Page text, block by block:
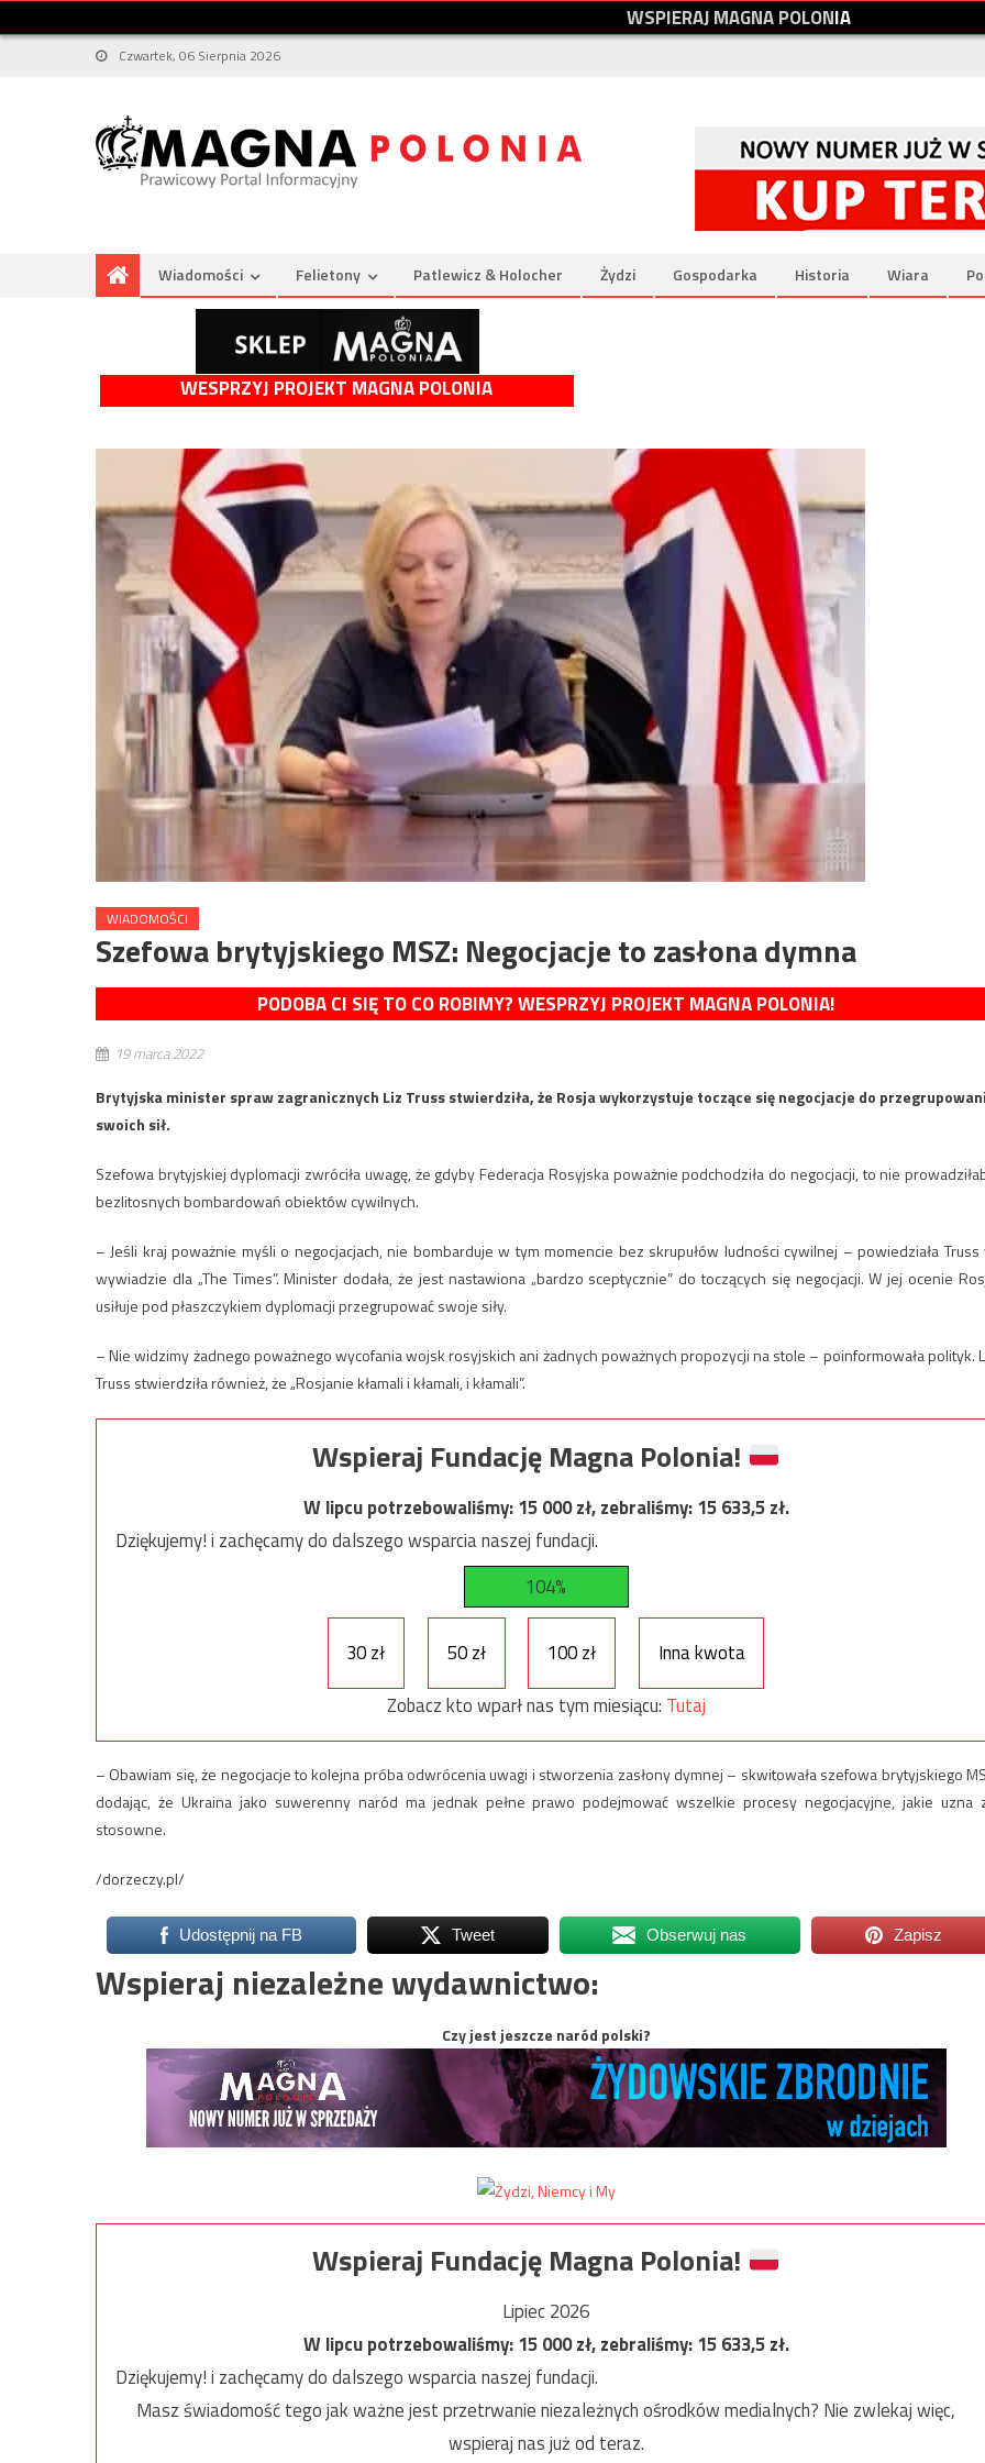
WSPIERAJMAGNAPOLONIA
Czwartek, 06 Sierpnia 2026
Wiadomości Felietony Patlewicz & Holocher Żydzi Gospodarka Historia Wiara
WESPRZYJ PROJEKT MAGNA POLONIA
WIADOMOŚCI
Szefowa brytyjskiego MSZ: Negocjacje to zasłona dymna
PODOBA CI SIĘ TO CO ROBIMY? WESPRZYJ PROJEKT MAGNA POLONIA!
19 marca 2022
Brytyjska minister spraw zagranicznych Liz Truss stwierdziła, że Rosja wykorzystuje toczące się negocjacje do
swoich sił.
Szefowa brytyjskiej dyplomacji zwróciła uwagę, że gdyby Federacja Rosyjska poważnie podchodziła do negocjacji, to nie
bezlitosnych bombardowań obiektów cywilnych.
– Jeśli kraj poważnie myśli o negocjacjach, nie bombarduje w tym momencie bez skrupułów ludności cywilnej – powiedziała Truss
wywiadzie dla „The Times”. Minister dodała, że jest nastawiona „bardzo sceptycznie” do toczących się negocjacji. W jej ocenie
usiłuje pod płaszczykiem dyplomacji przegrupować swoje siły.
– Nie widzimy żadnego poważnego wycofania wojsk rosyjskich ani żadnych poważnych propozycji na stole – poinformowała polityk.
Truss stwierdziła również, że „Rosjanie kłamali i kłamali, i kłamali”.
Wspieraj Fundację Magna Polonia!
W lipcu potrzebowaliśmy:15 000zł, zebraliśmy:15 633,5zł.
Dziękujemy! i zachęcamy do dalszego wsparcia naszej fundacji.
104%
30 zł 50 zł 100 zł
Inna kwota
Zobacz kto wparł nas tym miesiącu: Tutaj
– Obawiam się, że negocjacje to kolejna próba odwrócenia uwagi i stworzenia zasłony dymnej – skwitowała szefowa brytyjskiego
dodając, że Ukraina jako suwerenny naród ma jednak pełne prawo podejmować wszelkie procesy negocjacyjne, jakie uzna
stosowne.
/dorzeczy.pl/
Udostępnij na FB Tweet Obserwuj nas Zapisz
Wspieraj niezależne wydawnictwo:
Czy jest jeszcze naród polski?
Wspieraj Fundację Magna Polonia!
Lipiec 2026
W lipcu potrzebowaliśmy:15 000zł, zebraliśmy:15 633,5zł.
Dziękujemy! i zachęcamy do dalszego wsparcia naszej fundacji.
Masz świadomość tego jak ważne jest przetrwanie niezależnych ośrodków medialnych? Nie zwlekaj więc,
wspieraj nas już od teraz.